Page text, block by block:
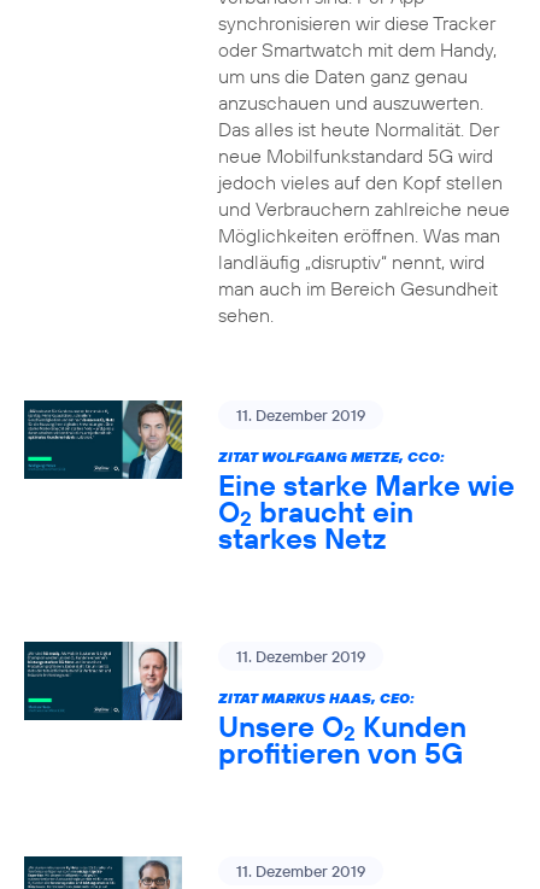
synchronisieren wir diese Tracker
oder Smartwatch mit dem Handy,
um uns die Daten ganz genau
anzuschauen und auszuwerten.
Das alles ist heute Normalität. Der
neue Mobilfunkstandard 5G wird
jedoch vieles auf den Kopf stellen
und Verbrauchern zahlreiche neue
Möglichkeiten eröffnen. Was man
landläufig „disruptiv“ nennt, wird
man auch im Bereich Gesundheit
sehen.
11. Dezember 2019
ZITAT WOLFGANG METZE, CCO:
Eine starke Marke wie
O2 braucht ein
starkes Netz
11. Dezember 2019
ZITAT MARKUS HAAS, CEO:
Unsere O2 Kunden
profitieren von 5G
11. Dezember 2019